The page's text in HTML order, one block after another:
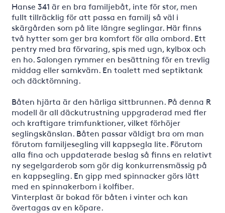
Hanse 341 är en bra familjebåt, inte för stor, men
fullt tillräcklig för att passa en familj så väl i
skärgården som på lite längre seglingar. Här finns
två hytter som ger bra komfort för alla ombord. Ett
pentry med bra förvaring, spis med ugn, kylbox och
en ho. Salongen rymmer en besättning för en trevlig
middag eller samkväm. En toalett med septiktank
och däcktömning.
Båten hjärta är den härliga sittbrunnen. På denna R
modell är all däckutrustning uppgraderad med fler
och kraftigare trimfunktioner, vilket förhöjer
seglingskänslan. Båten passar väldigt bra om man
förutom familjesegling vill kappsegla lite. Förutom
alla fina och uppdaterade beslag så finns en relativt
ny segelgarderob som gör dig konkurrensmässig på
en kappsegling. En gipp med spinnacker görs lätt
med en spinnakerbom i kolfiber.
Vinterplast är bokad för båten i vinter och kan
övertagas av en köpare.